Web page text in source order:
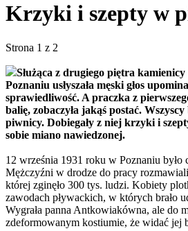
Krzyki i szepty w
Strona 1 z 2
Służąca z drugiego piętra
Poznaniu usłyszała męski głos
sprawiedliwość. A praczka z
balię, zobaczyła jakąś postać.
piwnicy. Dobiegały z niej krzyki i
sobie miano nawiedzonej.
12 września 1931 roku w Poznaniu było
Mężczyźni w drodze do pracy
której zginęło 300 tys. ludzi. Kobiety
zawodach pływackich, w których brało
Wygrała panna Antkowiakówna, ale do
zdeformowanym kostiumie, że widać jej